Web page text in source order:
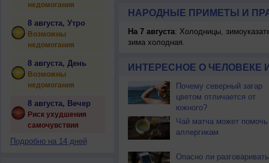
недомогания
8 августа, Утро
Возможны
недомогания
8 августа, День
Возможны
недомогания
8 августа, Вечер
Риск ухудшения
самочувствия
Подробно на 14 дней
НАРОДНЫЕ ПРИМЕТЫ И
На 7 августа: Холодницы,
зима холодная.
ИНТЕРЕСНОЕ О ЧЕЛОВЕКЕ
Почему северный загар
цветом отличается от
южного?
Чай матча может помочь
аллергикам
Опасно ли разговаривать